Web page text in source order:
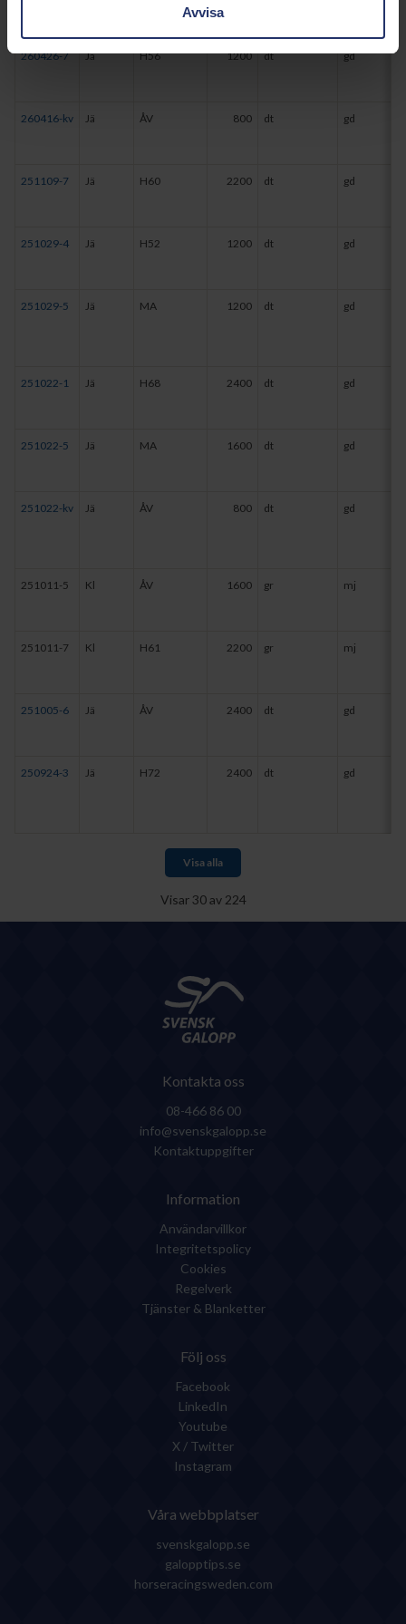
Avvisa
260426-7 Jä H56 1200 dt gd
260416-kv Jä ÅV 800 dt gd
251109-7 Jä H60 2200 dt gd
251029-4 Jä H52 1200 dt gd
251029-5 Jä MA 1200 dt gd
251022-1 Jä H68 2400 dt gd
251022-5 Jä MA 1600 dt gd
251022-kv Jä ÅV 800 dt gd
251011-5 Kl ÅV 1600 gr mj
251011-7 Kl H61 2200 gr mj
251005-6 Jä ÅV 2400 dt gd
250924-3 Jä H72 2400 dt gd
Visa alla
Visar30av 224
Kontakta oss
08-466 86 00
info@svenskgalopp.se
Kontaktuppgifter
Information
Användarvillkor
Integritetspolicy
Cookies
Regelverk
Tjänster & Blanketter
Följ oss
Facebook
LinkedIn
Youtube
X / Twitter
Instagram
Våra webbplatser
svenskgalopp.se
galopptips.se
horseracingsweden.com